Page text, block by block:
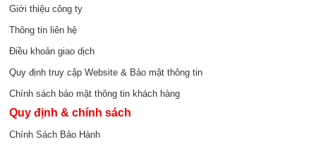
Giới thiệu công ty
Thông tin liên hệ
Điều khoản giao dịch
Quy định truy cập Website & Bảo mật thông tin
Chính sách bảo mật thông tin khách hàng
Quy định & chính sách
Chính Sách Bảo Hành